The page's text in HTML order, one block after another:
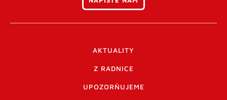
AKTUALITY
Z RADNICE
UPOZORŇUJEME